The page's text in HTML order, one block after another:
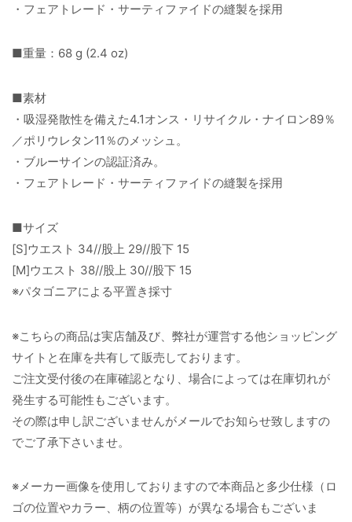
・フェアトレード・サーティファイドの縫製を採用
■重量：68 g (2.4 oz)
■素材
・吸湿発散性を備えた4.1オンス・リサイクル・ナイロン89％
／ポリウレタン11％のメッシュ。
・ブルーサインの認証済み。
・フェアトレード・サーティファイドの縫製を採用
■サイズ
[S]ウエスト 34//股上 29//股下 15
[M]ウエスト 38//股上 30//股下 15
※パタゴニアによる平置き採寸
※こちらの商品は実店舗及び、弊社が運営する他ショッピング
サイトと在庫を共有して販売しております。
ご注文受付後の在庫確認となり、場合によっては在庫切れが
発生する可能性もございます。
その際は申し訳ございませんがメールでお知らせ致しますの
でご了承下さいませ。
※メーカー画像を使用しておりますので本商品と多少仕様（ロ
ゴの位置やカラー、柄の位置等）が異なる場合もございま